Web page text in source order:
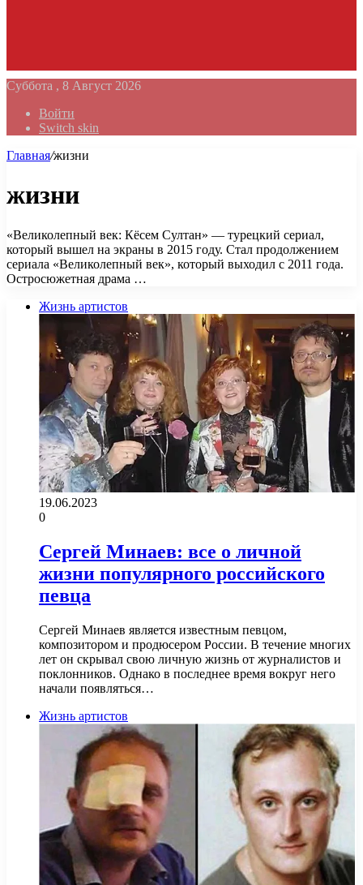
Суббота , 8 Август 2026
Войти
Switch skin
Главная/жизни
жизни
«Великолепный век: Кёсем Султан» — турецкий сериал,
который вышел на экраны в 2015 году. Стал продолжением
сериала «Великолепный век», который выходил с 2011 года.
Остросюжетная драма …
Жизнь артистов
19.06.2023
0
Сергей Минаев: все о личной
жизни популярного российского
певца
Сергей Минаев является известным певцом,
композитором и продюсером России. В течение многих
лет он скрывал свою личную жизнь от журналистов и
поклонников. Однако в последнее время вокруг него
начали появляться…
Жизнь артистов